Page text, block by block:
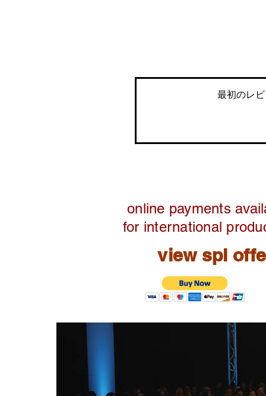
最初のレ
online payments
for international
view spl